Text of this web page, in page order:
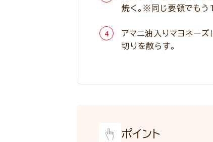
焼く。※同じ要領でもう1
アマニ油入りマヨネー
切りを散らす。
ポイント